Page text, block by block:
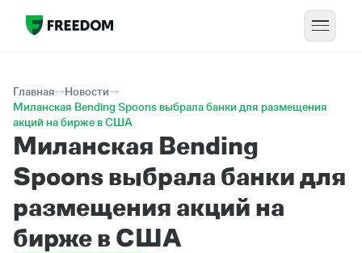
Главная
Новости
Миланская Bending Spoons выбрала банки для размещения
акций на бирже в США
Миланская Bending
Spoons выбрала банки для
размещения акций на
бирже в США